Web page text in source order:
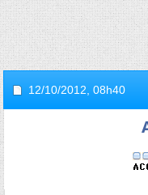
12/10/2012, 08h40